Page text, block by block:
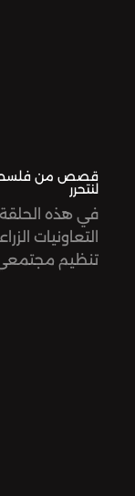
قصص من فلسطين -
لنتحرر
في هذه
التعاونيات
تنظيم